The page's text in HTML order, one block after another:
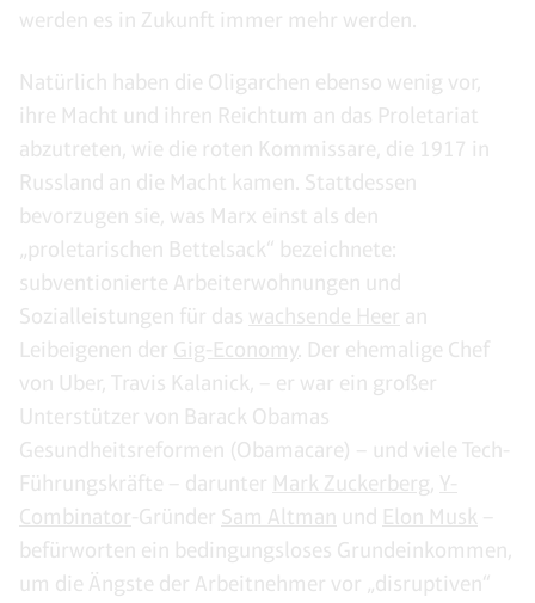
werden es in Zukunft immer mehr werden.
Natürlich haben die Oligarchen ebenso wenig vor,
ihre Macht und ihren Reichtum an das Proletariat
abzutreten, wie die roten Kommissare, die 1917 in
Russland an die Macht kamen. Stattdessen
bevorzugen sie, was Marx einst als den
„proletarischen Bettelsack“ bezeichnete:
subventionierte Arbeiterwohnungen und
Sozialleistungen für das wachsende Heer an
Leibeigenen der Gig-Economy . Der ehemalige Chef
von Uber, Travis Kalanick, – er war ein großer
Unterstützer von Barack Obamas
Gesundheitsreformen (Obamacare) – und viele Tech-
Führungskräfte – darunter Mark Zuckerberg, Y-
Combinator -Gründer Sam Altman und Elon Musk
befürworten ein bedingungsloses Grundeinkommen,
um die Ängste der Arbeitnehmer vor „disruptiven“